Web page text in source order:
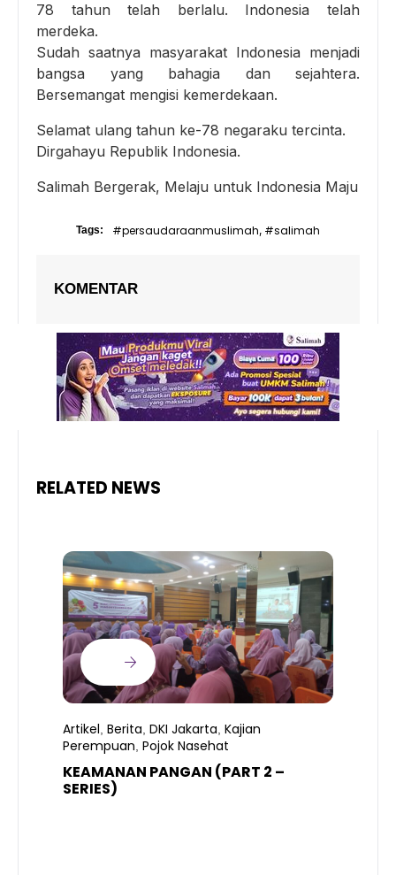
78 tahun telah berlalu. Indonesia telah
merdeka.
Sudah saatnya masyarakat Indonesia menjadi
bangsa yang bahagia dan sejahtera.
Bersemangat mengisi kemerdekaan.
Selamat ulang tahun ke-78 negaraku tercinta.
Dirgahayu Republik Indonesia.
Salimah Bergerak, Melaju untuk Indonesia Maju
Tags: #persaudaraanmuslimah, #salimah
KOMENTAR
RELATED NEWS
Artikel Berita DKI Jakarta Kajian
Perempuan Pojok Nasehat
KEAMANAN PANGAN (PART 2 –
SERIES)